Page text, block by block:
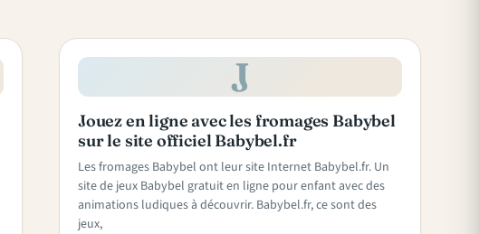
J
Jouez en ligne avec les fromages Babybel
sur le site officiel Babybel.fr
Les fromages Babybel ont leur site Internet Babybel.fr. Un
site de jeux Babybel gratuit en ligne pour enfant avec des
animations ludiques à découvrir. Babybel.fr, ce sont des
jeux,